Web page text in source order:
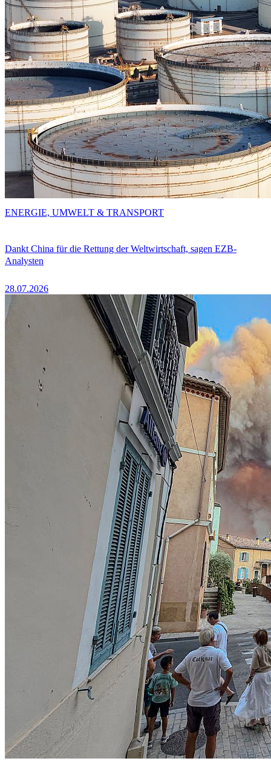
Dankt China für die Rettung der Weltwirtschaft, sagen EZB-
Analysten
28.07.2026
ENERGIE, UMWELT & TRANSPORT